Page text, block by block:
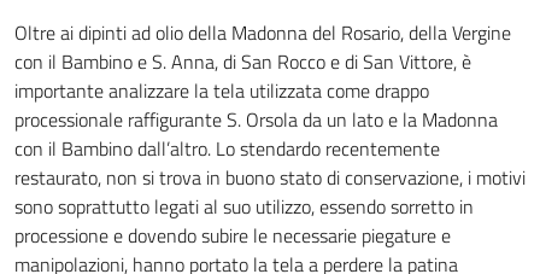
Oltre ai dipinti ad olio della Madonna del Rosario, della Vergine
con il Bambino e S. Anna, di San Rocco e di San Vittore, è
importante analizzare la tela utilizzata come drappo
processionale raffigurante S. Orsola da un lato e la Madonna
con il Bambino dall’altro. Lo stendardo recentemente
restaurato, non si trova in buono stato di conservazione, i motivi
sono soprattutto legati al suo utilizzo, essendo sorretto in
processione e dovendo subire le necessarie piegature e
manipolazioni, hanno portato la tela a perdere la patina